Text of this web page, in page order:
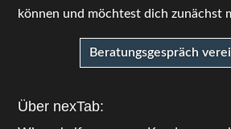
können und möchtest dich zunächst
Beratungsgespräch
Über nexTab: